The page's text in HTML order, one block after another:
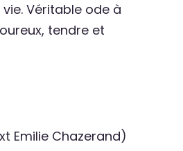
Véritable ode à
tendre et
Emilie Chazerand)